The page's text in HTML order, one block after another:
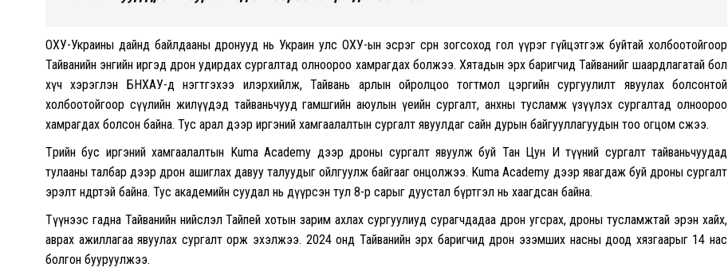
ОХУ-Украины дайнд байлдааны дронууд нь Украин улс ОХУ-ын эсрэг сөрөн зогсоход гол үүрэг гүйцэтгэж буйтай холбоотойгоор
Тайванийн энгийн иргэд дрон удирдах сургалтад олноороо хамрагдах болжээ. Хятадын эрх баригчид Тайванийг шаардлагатай бол
хүч хэрэглэн БНХАУ-д нэгтгэхээ илэрхийлж, Тайвань арлын ойролцоо тогтмол цэргийн сургуулилт явуулах болсонтой
холбоотойгоор сүүлийн жилүүдэд тайваньчууд гамшгийн аюулын үеийн сургалт, анхны тусламж үзүүлэх сургалтад олноороо
хамрагдах болсон байна. Тус арал дээр иргэний хамгаалалтын сургалт явуулдаг сайн дурын байгууллагуудын тоо огцом өсжээ.
Төрийн бус иргэний хамгаалалтын Kuma Academy дээр дроны сургалт явуулж буй Тан Цун И түүний сургалт тайваньчуудад
тулааны талбар дээр дрон ашиглах давуу талуудыг ойлгуулж байгааг онцолжээ. Kuma Academy дээр явагдаж буй дроны сургалт
эрэлт өндөртэй байна. Тус академийн суудал нь дүүрсэн тул 8-р сарыг дуустал бүртгэл нь хаагдсан байна.
Түүнээс гадна Тайванийн нийслэл Тайпей хотын зарим ахлах сургуулиуд сурагчдадаа дрон угсрах, дроны тусламжтай эрэн хайх,
аврах ажиллагаа явуулах сургалт орж эхэлжээ. 2024 онд Тайванийн эрх баригчид дрон эзэмших насны доод хязгаарыг 14 нас
болгон бууруулжээ.